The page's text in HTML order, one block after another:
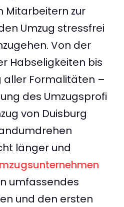
Mitarbeitern zur
Umzug stressfrei
Von der
Habseligkeiten bis
aller Formalitäten –
des Umzugsprofi
von Duisburg
länger und
umfassendes
und den ersten